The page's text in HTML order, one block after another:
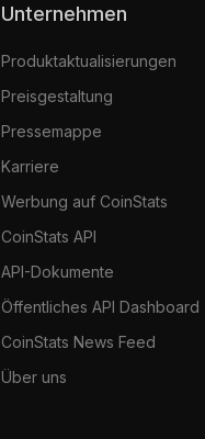
Unternehmen
Produktaktualisierungen
Preisgestaltung
Pressemappe
Karriere
Werbung auf CoinStats
CoinStats API
API-Dokumente
Öffentliches API Dashboard
CoinStats News Feed
Über uns